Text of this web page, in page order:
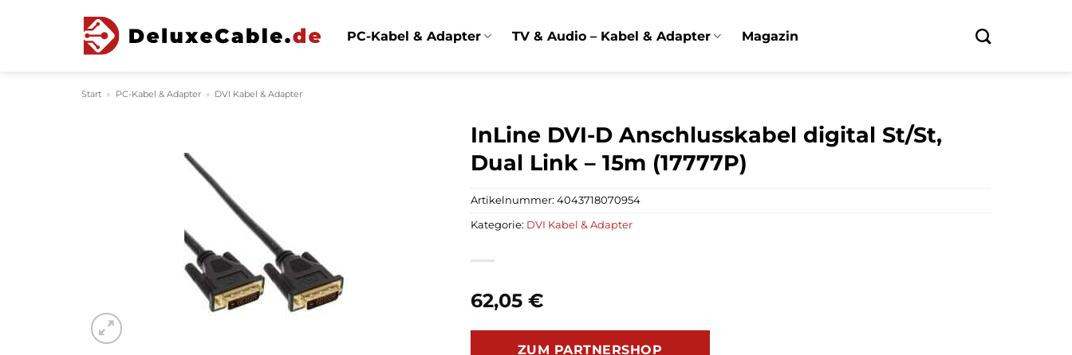
PC-Kabel & Adapter TV & Audio – Kabel & Adapter Magazin
Start » PC-Kabel & Adapter » DVI Kabel & Adapter
InLine DVI-D Anschlusskabel digital St/St,
Dual Link – 15m (17777P)
62,05 €
ZUM PARTNERSHOP
Artikelnummer: 4043718070954
Kategorie: DVI Kabel & Adapter